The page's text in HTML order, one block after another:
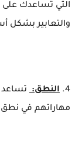
التي تساعدك على
والتعابير بشكل
4. النطق:
مهاراتهم في نطق